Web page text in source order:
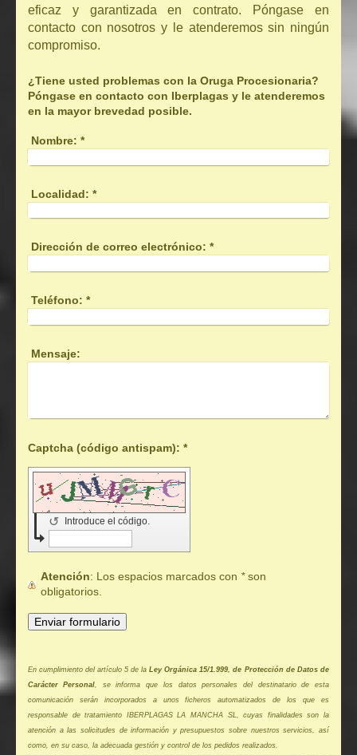
eficaz y garantizada en contrato. Póngase en
contacto con nosotros y le atenderemos sin ningún
compromiso.
¿Tiene usted problemas con la Oruga Procesionaria?
Póngase en contacto con Iberplagas y le atenderemos
en la mayor brevedad posible.
Nombre: *
Localidad: *
Dirección de correo electrónico: *
Teléfono: *
Mensaje:
Captcha (código antispam): *
Introduce el código.
↺
Atención : Los espacios marcados con *son
obligatorios.
En cumplimiento del artículo 5 de la Ley Orgánica 15/1.999, de Protección de Datos de
Carácter Personal , se informa que los datos personales del destinatario de esta
comunicación serán incorporados a unos ficheros automatizados de los que es
responsable de tratamiento IBERPLAGAS LA MANCHA SL, cuyas finalidades son la
atención a las solicitudes de información y presupuestos sobre nuestros servicios, así
como, en su caso, la adecuada gestión y control de los pedidos realizados.